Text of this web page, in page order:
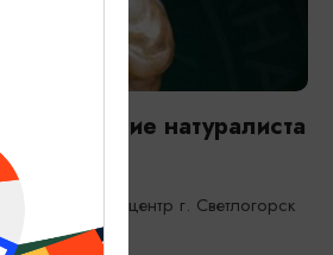
Путешествие натуралиста
выставочный центр г. Светлогорск